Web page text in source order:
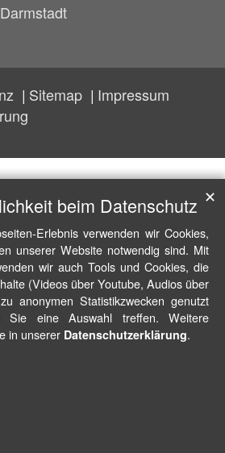
Sitemap
Impressum
beim Datenschutz
Erlebnis verwenden wir Cookies,
unserer Website notwendig sind. Mit
wir auch Tools und Cookies, die
(Videos über Youtube, Audios über
anonymen Statistikzwecken genutzt
Sie eine Auswahl treffen. Weitere
in unserer Datenschutzerklärung.
✕